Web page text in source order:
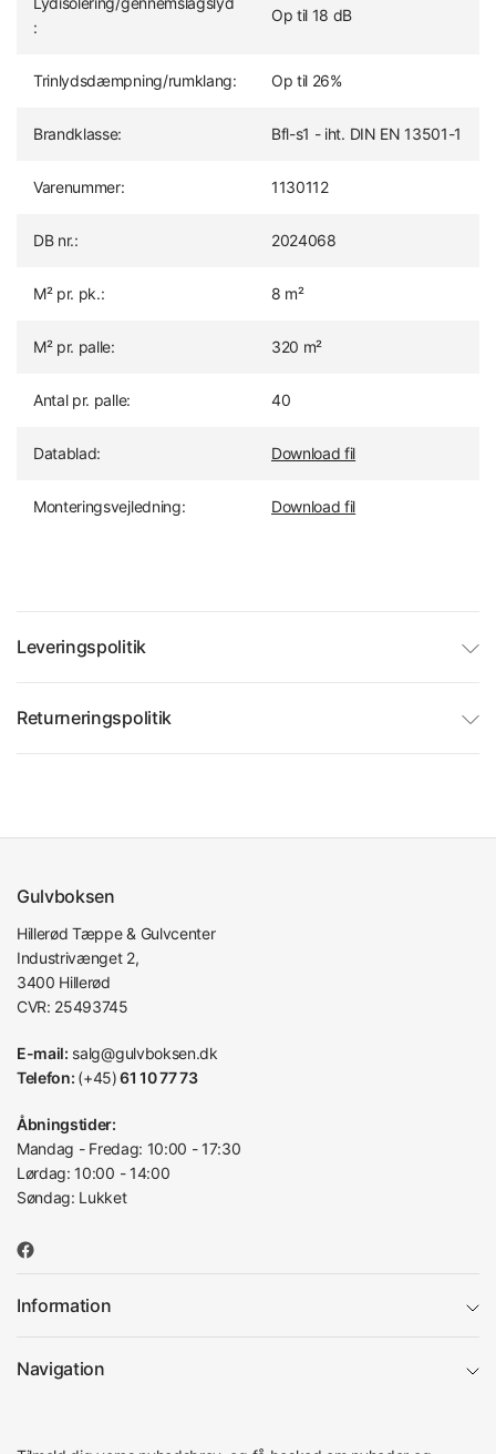
:
Op til 18 dB
Trinlydsdæmpning/rumklang: Op til 26%
Brandklasse: Bfl-s1 - iht. DIN EN 13501-1
Varenummer: 1130112
DB nr.: 2024068
M² pr. pk.: 8 m²
M² pr. palle: 320 m²
Antal pr. palle: 40
Datablad: Download fil
Monteringsvejledning: Download fil
Leveringspolitik
Returneringspolitik
Gulvboksen
Hillerød Tæppe & Gulvcenter
Industrivænget 2,
3400 Hillerød
CVR: 25493745
E-mail: salg@gulvboksen.dk
Telefon: (+45)61 10 77 73
Åbningstider:
Mandag - Fredag: 10:00 - 17:30
Lørdag: 10:00 - 14:00
Søndag: Lukket
Information
Navigation